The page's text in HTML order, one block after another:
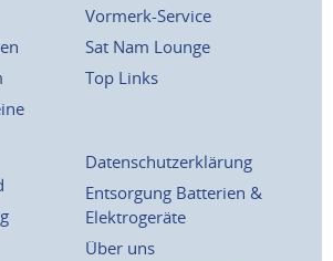
Vormerk-Service
Sat Nam Lounge
Top Links
Datenschutzerklärung
Entsorgung Batterien &
Elektrogeräte
Über uns